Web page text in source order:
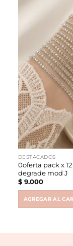
DESTACADOS
0oferta pack x
degrade mod J
$9.000
AGREGAR AL